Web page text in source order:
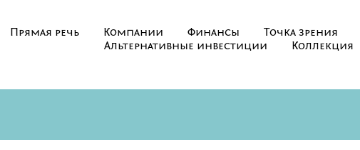
Прямая речь Компании Финансы Точка зрения
Альтернативные инвестиции
Коллекция